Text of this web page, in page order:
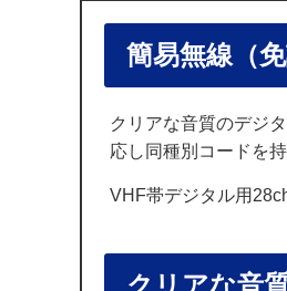
簡易無線（
クリアな音質のデジ
応し同種別コードを
VHF帯デジタル用
クリアな音